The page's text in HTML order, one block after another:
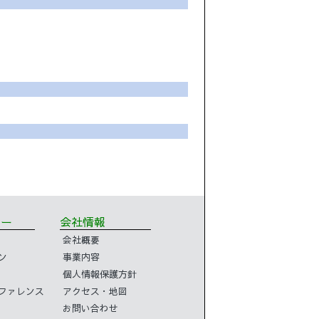
ー
ァレンス
会社情報
会社概要
事業内容
個人情報保護方針
アクセス・地図
お問い合わせ